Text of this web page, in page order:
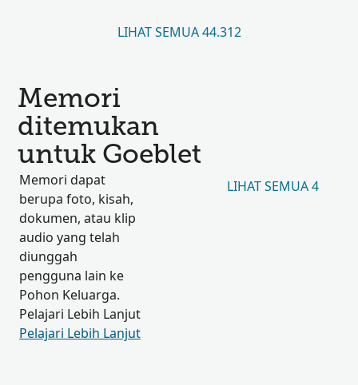
LIHAT SEMUA 44.312
Memori
ditemukan
untuk Goeblet
Memori dapat
berupa foto, kisah,
dokumen, atau klip
audio yang telah
diunggah
pengguna lain ke
Pohon Keluarga.
Pelajari Lebih Lanjut
Pelajari Lebih Lanjut
LIHAT SEMUA 4